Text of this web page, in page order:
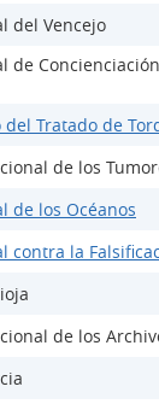
del Vencejo
de
Tratado de
de los
de los Océanos
contra la
de los